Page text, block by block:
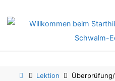
HomeLektion